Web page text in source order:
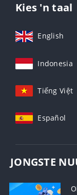
Kies 'n taal
English
Indonesia
Tiếng Việt
Español
JONGSTE